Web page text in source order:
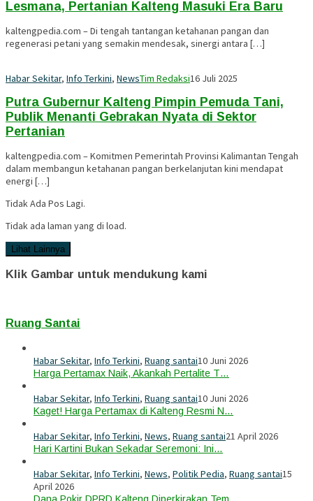
Lesmana, Pertanian Kalteng Masuki Era Baru
kaltengpedia.com – Di tengah tantangan ketahanan pangan dan
regenerasi petani yang semakin mendesak, sinergi antara […]
Habar Sekitar, Info Terkini, NewsTim Redaksi16 Juli 2025
Putra Gubernur Kalteng Pimpin Pemuda Tani,
Publik Menanti Gebrakan Nyata di Sektor
Pertanian
kaltengpedia.com – Komitmen Pemerintah Provinsi Kalimantan Tengah
dalam membangun ketahanan pangan berkelanjutan kini mendapat
energi […]
Tidak Ada Pos Lagi.
Tidak ada laman yang di load.
Lihat Lainnya
Klik Gambar untuk mendukung kami
Ruang Santai
Habar Sekitar, Info Terkini, Ruang santai10 Juni 2026
Harga Pertamax Naik, Akankah Pertalite T…
Habar Sekitar, Info Terkini, Ruang santai10 Juni 2026
Kaget! Harga Pertamax di Kalteng Resmi N…
Habar Sekitar, Info Terkini, News, Ruang santai21 April 2026
Hari Kartini Bukan Sekadar Seremoni: Ini…
Habar Sekitar, Info Terkini, News, Politik Pedia, Ruang santai15
April 2026
Dana Pokir DPRD Kalteng Diperkirakan Tem…